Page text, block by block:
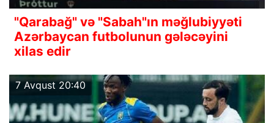
"Qarabağ" və "Sabah"ın məğlubiyyəti
Azərbaycan futbolunun gələcəyini
xilas edir
7 Avqust 20:40